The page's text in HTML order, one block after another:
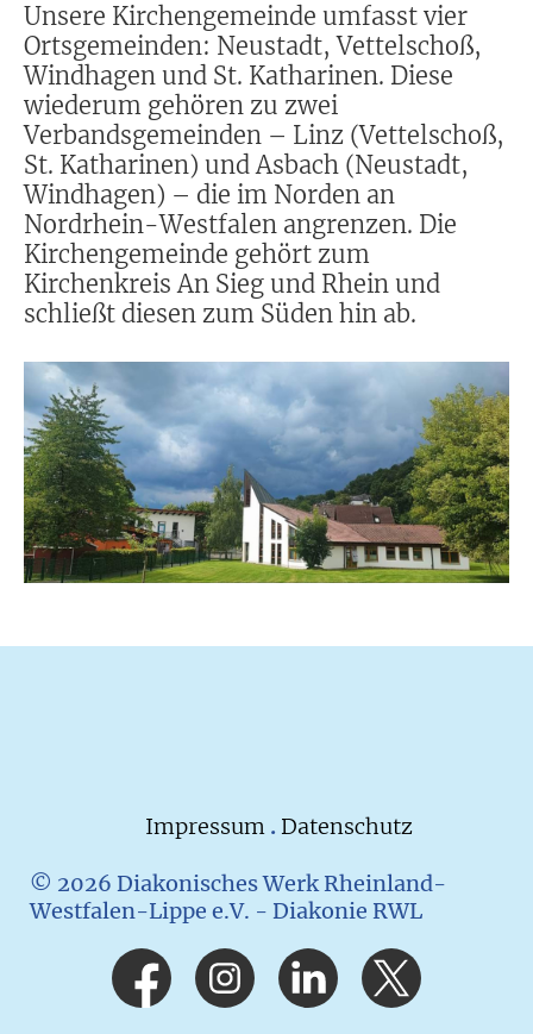
Unsere Kirchengemeinde umfasst vier
Ortsgemeinden: Neustadt, Vettelschoß,
Windhagen und St. Katharinen. Diese
wiederum gehören zu zwei
Verbandsgemeinden – Linz (Vettelschoß,
St. Katharinen) und Asbach (Neustadt,
Windhagen) – die im Norden an
Nordrhein-Westfalen angrenzen. Die
Kirchengemeinde gehört zum
Kirchenkreis An Sieg und Rhein und
schließt diesen zum Süden hin ab.
Impressum . Datenschutz
© 2026 Diakonisches Werk Rheinland-
Westfalen-Lippe e.V. - Diakonie RWL